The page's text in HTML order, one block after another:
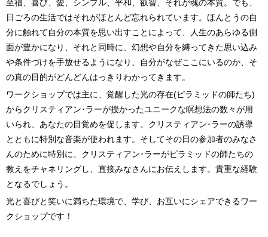
至福、喜び、愛、シンプル、平和、叡智、それが魂の本質。でも、
日ごろの生活ではそれがほとんど忘れられています。ほんとうの自
分に触れて自分の本質を思い出すことによって、人生のあらゆる側
面が豊かになり、それと同時に、幻想や自分を縛ってきた思い込み
や条件づけを手放せるようになり、自分がなぜここにいるのか、そ
の真の目的がどんどんはっきりわかってきます。
ワークショップでは主に、覚醒した光の存在(ピラミッドの師たち)
からクリスティアン･ラーが授かったユニークな瞑想法の数々が用
いられ、あなたの目覚めを促します。クリスティアン･ラーの誘導
とともに特別な音楽が使われます。そしてその日の参加者のみなさ
んのために特別に、クリスティアン･ラーがピラミッドの師たちの
教えをチャネリングし、直接みなさんにお伝えします。貴重な経験
となるでしょう。
光と喜びと笑いに満ちた環境で、学び、お互いにシェアできるワー
クショップです！